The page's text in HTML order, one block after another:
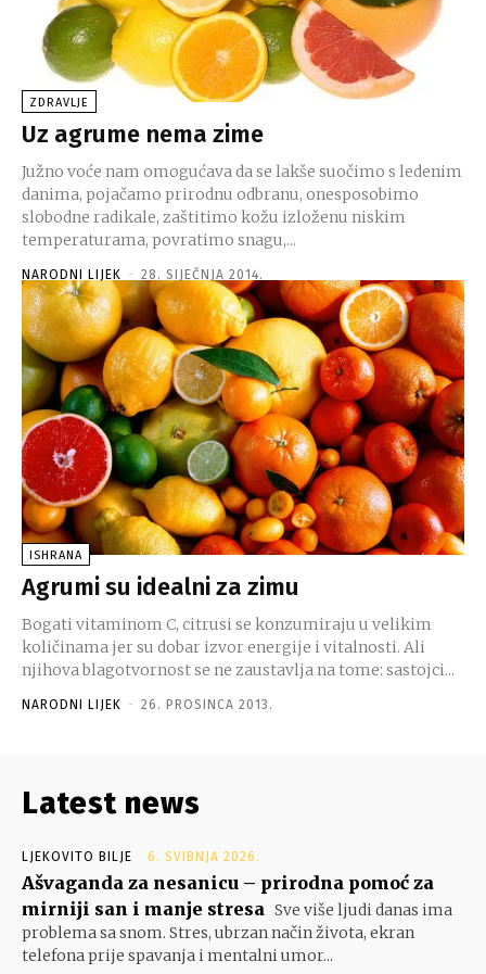
ZDRAVLJE
Uz agrume nema zime
Južno voće nam omogućava da se lakše suočimo s ledenim
danima, pojačamo prirodnu odbranu, onesposobimo
slobodne radikale, zaštitimo kožu izloženu niskim
temperaturama, povratimo snagu,...
NARODNI LIJEK - 28. SIJEČNJA 2014.
ISHRANA
Agrumi su idealni za zimu
Bogati vitaminom C, citrusi se konzumiraju u velikim
količinama jer su dobar izvor energije i vitalnosti. Ali
njihova blagotvornost se ne zaustavlja na tome: sastojci...
NARODNI LIJEK - 26. PROSINCA 2013.
Latest news
LJEKOVITO BILJE 6. SVIBNJA 2026.
Ašvaganda za nesanicu – prirodna pomoć za
mirniji san i manje stresa Sve više ljudi danas ima
problema sa snom. Stres, ubrzan način života, ekran
telefona prije spavanja i mentalni umor...